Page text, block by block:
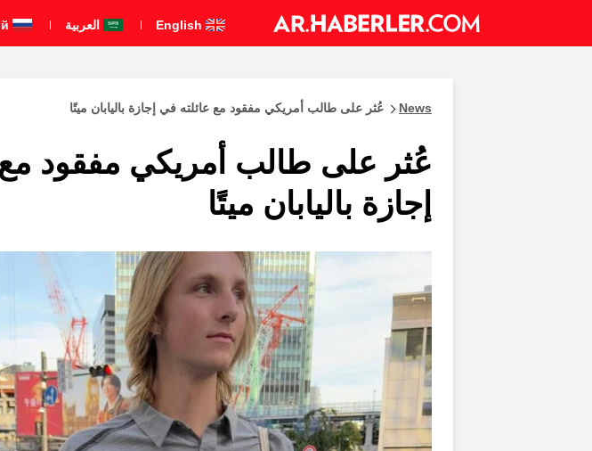
العربية
News عُثر على طالب أمريكي مفقود مع عائلته في إجازة باليابان ميتًا
عُثر على طالب أمريكي مفقود مع
إجازة باليابان ميتًا